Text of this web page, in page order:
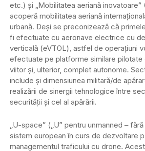
etc.) şi „Mobilitatea aeriană inovatoare”
acoperă mobilitatea aeriană
urbană. Deşi se preconizează că
fi efectuate cu aeronave electrice cu
verticală (eVTOL), astfel de operaţiuni
efectuate pe platforme similare pilotate
viitor şi, ulterior, complet autonome.
include şi dimensiunea militară/de
realizării de sinergii tehnologice între
securităţii şi cel al apărării.
„U-space” („U” pentru unmanned –
sistem european în curs de dezvoltare
managementul traficului cu drone.